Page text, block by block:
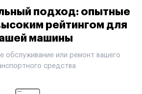
подход: опытные
рейтингом для
машины
обслуживание или ремонт вашего
средства